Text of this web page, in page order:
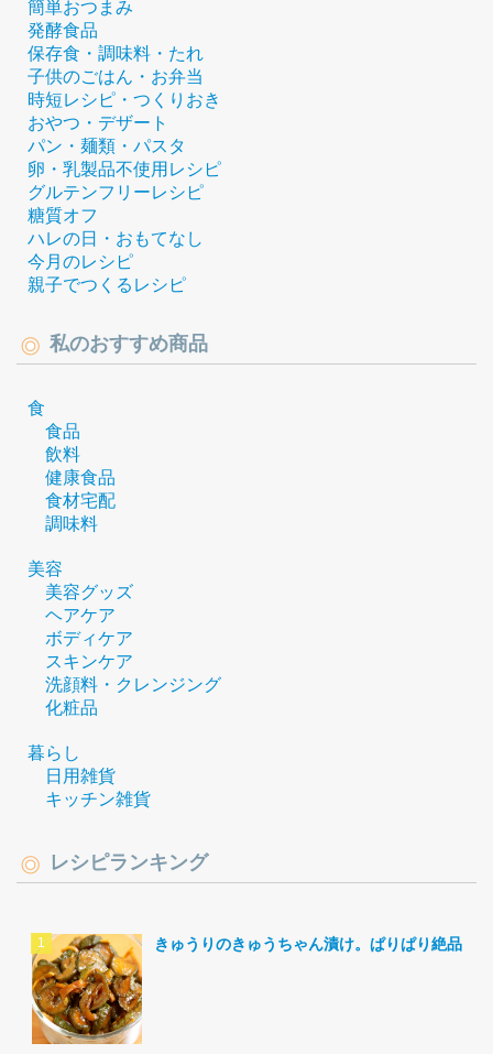
簡単おつまみ
発酵食品
保存食・調味料・たれ
子供のごはん・お弁当
時短レシピ・つくりおき
おやつ・デザート
パン・麺類・パスタ
卵・乳製品不使用レシピ
グルテンフリーレシピ
糖質オフ
ハレの日・おもてなし
今月のレシピ
親子でつくるレシピ
私のおすすめ商品
食
食品
飲料
健康食品
食材宅配
調味料
美容
美容グッズ
ヘアケア
ボディケア
スキンケア
洗顔料・クレンジング
化粧品
暮らし
日用雑貨
キッチン雑貨
レシピランキング
きゅうりのきゅうちゃん漬け。ぱりぱり絶品。